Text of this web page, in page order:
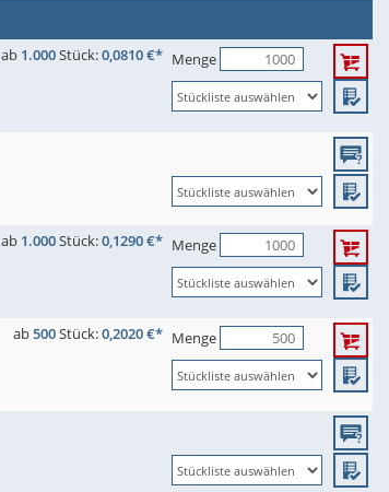
ab 1.000Stück:0,0810 €* Menge
ab 1.000Stück:0,1290 €* Menge
ab500Stück:0,2020 €* Menge